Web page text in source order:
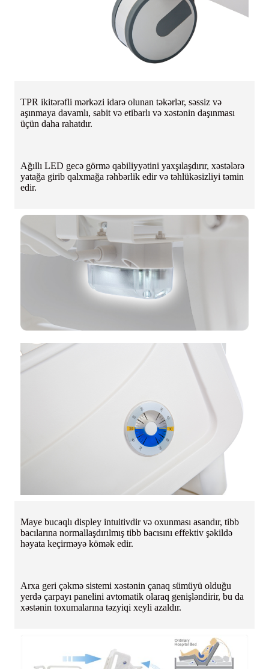
TPR ikitərəfli mərkəzi idarə olunan təkərlər, səssiz və
aşınmaya davamlı, sabit və etibarlı və xəstənin daşınması
üçün daha rahatdır.
Ağıllı LED gecə görmə qabiliyyətini yaxşılaşdırır, xəstələrə
yatağa girib qalxmağa rəhbərlik edir və təhlükəsizliyi təmin
edir.
Maye bucaqlı displey intuitivdir və oxunması asandır, tibb
bacılarına normallaşdırılmış tibb bacısını effektiv şəkildə
həyata keçirməyə kömək edir.
Arxa geri çəkmə sistemi xəstənin çanaq sümüyü olduğu
yerdə çarpayı panelini avtomatik olaraq genişləndirir, bu da
xəstənin toxumalarına təzyiqi xeyli azaldır.